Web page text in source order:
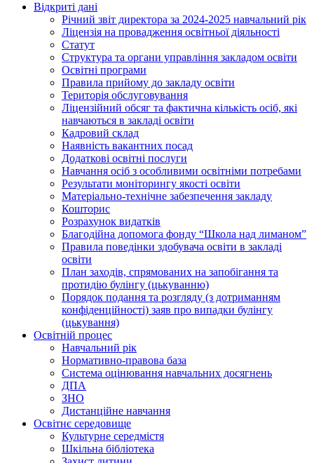
Відкриті дані
Річний звіт директора за 2024-2025 навчальний рік
Ліцензія на провадження освітньої діяльності
Статут
Структура та органи управління закладом освіти
Освiтнi програми
Правила прийому до закладу освіти
Територiя обслуговування
Ліцензійний обсяг та фактична кількість осіб, які
навчаються в закладі освіти
Кадровий склад
Наявність вакантних посад
Додатковi освiтнi послуги
Навчання осіб з особливими освітніми потребами
Результати моніторингу якості освіти
Матеріально-технічне забезпечення закладу
Кошторис
Розрахунок видатків
Благодійна допомога фонду “Школа над лиманом”
Правила поведінки здобувача освіти в закладі
освіти
План заходів, спрямованих на запобігання та
протидію булінгу (цькуванню)
Порядок подання та розгляду (з дотриманням
конфіденційності) заяв про випадки булінгу
(цькування)
Освітній процес
Навчальний рік
Нормативно-правова база
Система оцінювання навчальних досягнень
ДПА
ЗНО
Дистанційне навчання
Освітнє середовище
Культурне середмістя
Шкільна бібліотека